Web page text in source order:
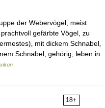
der Webervögel, meist
gefärbte Vögel, zu
mit dickem Schnabel,
Schnabel, gehörig, leben in
18+